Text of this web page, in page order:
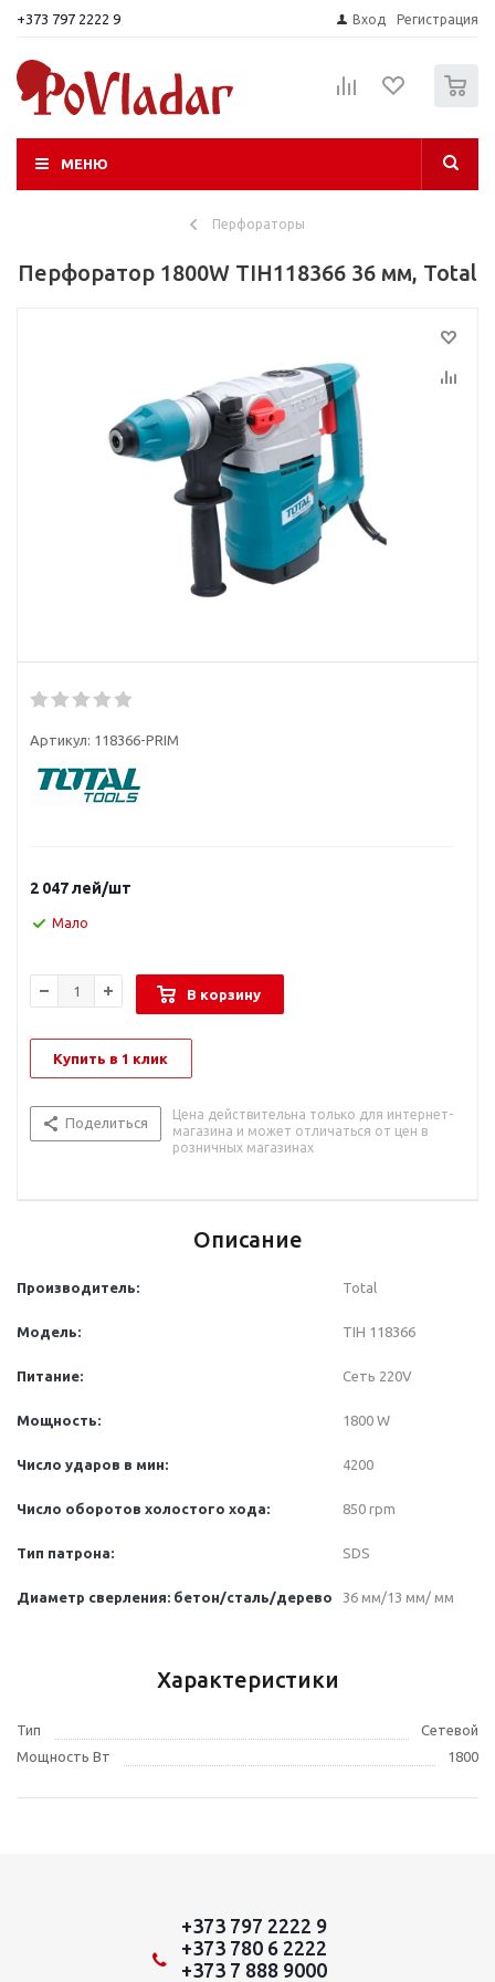
+373 797 2222 9 Вход Регистрация
МЕНЮ
Перфораторы
Перфоратор 1800W TIH118366 36 мм, Total
Артикул: 118366-PRIM
2 047лей/шт
Мало
В корзину
Купить в 1 клик
Поделиться
Цена действительна только для интернет-
магазина и может отличаться от цен в
розничных магазинах
Описание
Производитель: Total
Модель: TIH 118366
Питание: Сеть 220V
Мощность: 1800 W
Число ударов в мин: 4200
Число оборотов холостого хода: 850 rpm
Тип патрона: SDS
Диаметр сверления: бетон/сталь/дерево 36 мм/13 мм/ мм
Характеристики
Тип
Сетевой
Мощность Вт
1800
+373 797 2222 9
+373 780 6 2222
+373 7 888 9000